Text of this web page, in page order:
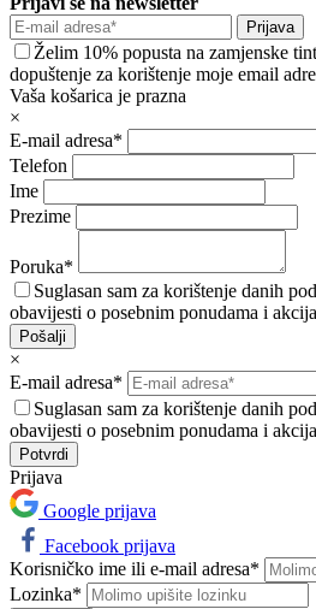
Prijava
Želim 10% popusta na zamjenske
dopuštenje za korištenje moje email
Vaša košarica je prazna
×
E-mail adresa*
Telefon
Ime
Prezime
Poruka*
Suglasan sam za korištenje danih
obavijesti o posebnim ponudama i
Pošalji
×
E-mail adresa*
Suglasan sam za korištenje danih
obavijesti o posebnim ponudama i
Prijava
Google prijava
Facebook prijava
Korisničko ime ili e-mail adresa*
Lozinka*